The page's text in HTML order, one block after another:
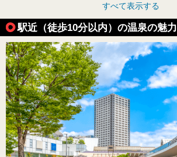
すべて表示する
駅近（徒歩10分以内）の温泉の魅力